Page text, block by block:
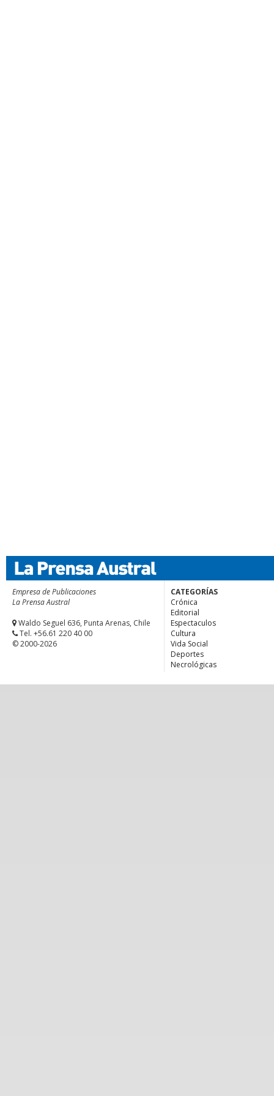
Empresa de Publicaciones
La Prensa Austral
Waldo Seguel 636, Punta Arenas, Chile
Tel. +56.61 220 40 00
© 2000-2026
CATEGORÍAS
Crónica
Editorial
Espectaculos
Cultura
Vida Social
Deportes
Necrológicas